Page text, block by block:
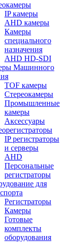
IP камеры
AHD камеры
Камеры
специального
назначения
AHD HD-SDI
Машинного
TOF камеры
Стереокамеры
Промышленные
камеры
Аксессуары
IP регистраторы
и серверы
AHD
Персональные
регистраторы
для
Регистраторы
Камеры
Готовые
комплекты
оборудования